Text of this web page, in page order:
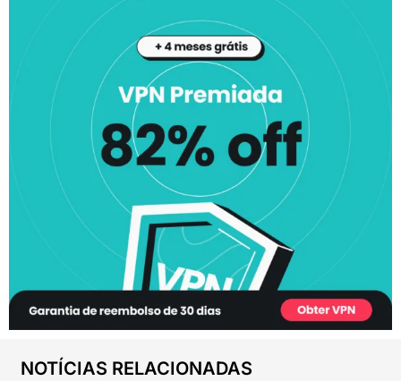
NOTÍCIAS RELACIONADAS